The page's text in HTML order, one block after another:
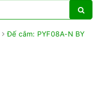
Đế cắm: PYF08A-N BY